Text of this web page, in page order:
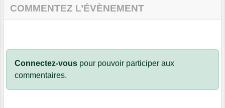
COMMENTEZ L’ÉVÈNEMENT
Connectez-vous pour pouvoir participer aux
commentaires.